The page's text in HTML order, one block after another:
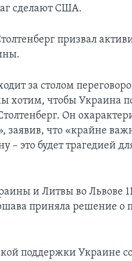
сделают США.
призвал
за столом
хотим, чтобы Украина
Он
заявив, что «крайне
– это будет трагедией
и Литвы во Львове
приняла решение о
поддержки Украине